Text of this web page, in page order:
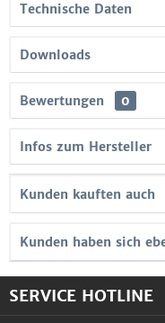
Technische Daten
Downloads
Bewertungen 0
Infos zum Hersteller
Kunden kauften auch
Kunden haben sich
SERVICE HOTLINE